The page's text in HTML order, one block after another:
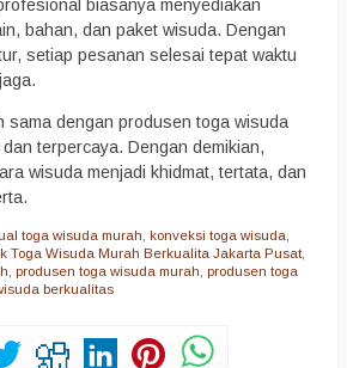
biasanya menyediakan
bahan, dan paket wisuda. Dengan
setiap pesanan selesai tepat waktu
sama dengan produsen toga wisuda
terpercaya. Dengan demikian,
wisuda menjadi khidmat, tertata, dan
toga wisuda murah konveksi toga wisuda
Toga Wisuda Murah Berkualita Jakarta Pusat
produsen toga wisuda murah produsen toga
berkualitas